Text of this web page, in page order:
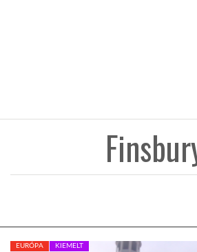
HÍR3D
EURÓPA KIEMELT